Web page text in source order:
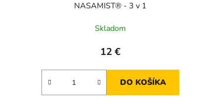
NASAMIST® - 3 v 1
Skladom
12 €
DO KOŠÍKA